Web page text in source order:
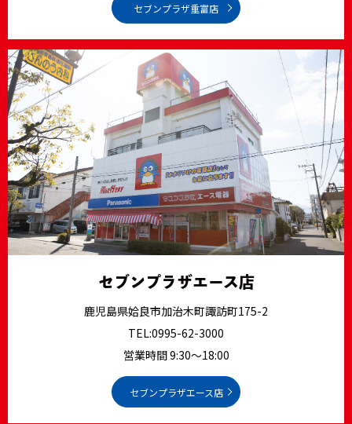
セブンプラザ重富店
セブンプラザエース店
鹿児島県姶良市加治木町諏訪町175-2
TEL:0995-62-3000
営業時間 9:30～18:00
セブンプラザエース店